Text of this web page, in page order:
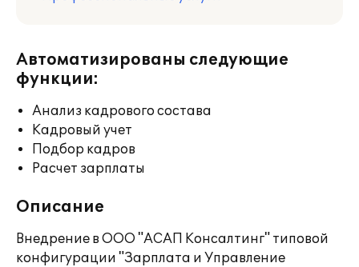
Автоматизированы следующие
функции:
Анализ кадрового состава
Кадровый учет
Подбор кадров
Расчет зарплаты
Описание
Внедрение в ООО "АСАП Консалтинг" типовой
конфигурации "Зарплата и Управление